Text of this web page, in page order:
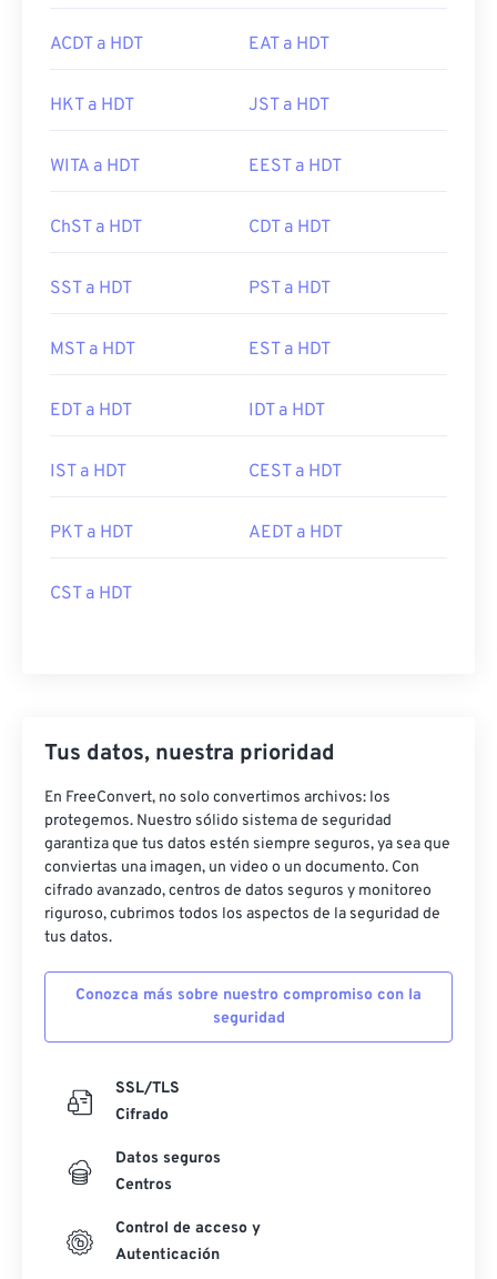
ACDT a HDT EAT a HDT
HKT a HDT JST a HDT
WITA a HDT EEST a HDT
ChST a HDT CDT a HDT
SST a HDT PST a HDT
MST a HDT EST a HDT
EDT a HDT IDT a HDT
IST a HDT CEST a HDT
PKT a HDT AEDT a HDT
CST a HDT
Tus datos, nuestra prioridad
En FreeConvert, no solo convertimos archivos: los
protegemos. Nuestro sólido sistema de seguridad
garantiza que tus datos estén siempre seguros, ya sea que
conviertas una imagen, un video o un documento. Con
cifrado avanzado, centros de datos seguros y monitoreo
riguroso, cubrimos todos los aspectos de la seguridad de
tus datos.
Conozca más sobre nuestro compromiso con la
seguridad
SSL/TLS
Cifrado
Datos seguros
Centros
Control de acceso y
Autenticación